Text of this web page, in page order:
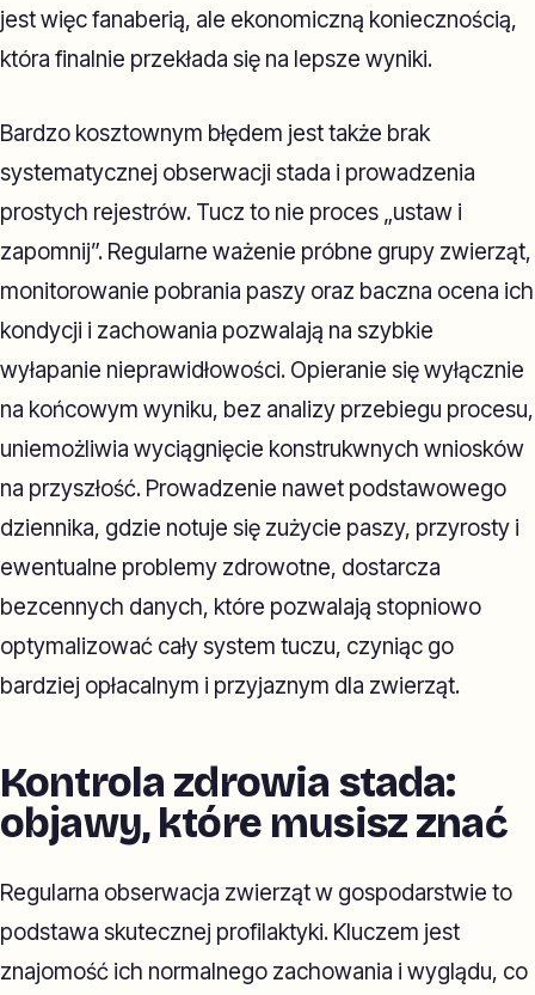
jest więc fanaberią, ale ekonomiczną koniecznością,
która finalnie przekłada się na lepsze wyniki.
Bardzo kosztownym błędem jest także brak
systematycznej obserwacji stada i prowadzenia
prostych rejestrów. Tucz to nie proces „ustaw i
zapomnij”. Regularne ważenie próbne grupy zwierząt,
monitorowanie pobrania paszy oraz baczna ocena ich
kondycji i zachowania pozwalają na szybkie
wyłapanie nieprawidłowości. Opieranie się wyłącznie
na końcowym wyniku, bez analizy przebiegu procesu,
uniemożliwia wyciągnięcie konstrukwnych wniosków
na przyszłość. Prowadzenie nawet podstawowego
dziennika, gdzie notuje się zużycie paszy, przyrosty i
ewentualne problemy zdrowotne, dostarcza
bezcennych danych, które pozwalają stopniowo
optymalizować cały system tuczu, czyniąc go
bardziej opłacalnym i przyjaznym dla zwierząt.
Kontrola zdrowia stada:
objawy, które musisz znać
Regularna obserwacja zwierząt w gospodarstwie to
podstawa skutecznej profilaktyki. Kluczem jest
znajomość ich normalnego zachowania i wyglądu, co